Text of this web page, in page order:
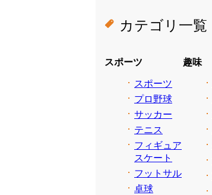
カテゴリ一覧
スポーツ
スポーツ
プロ野球
サッカー
テニス
フィギュア
スケート
フットサル
卓球
趣味